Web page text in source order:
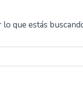
que estás